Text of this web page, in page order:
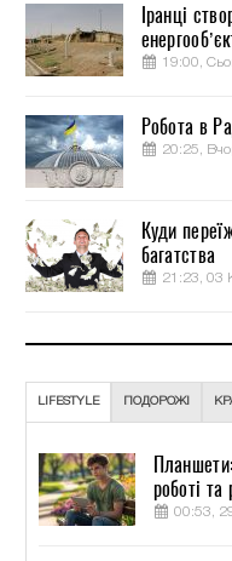
Іранці
19:00,
Робота в
20:25,
Куди
багатства
21:23, 03
LIFESTYLE ПОДОРОЖІ
роботі та
00:53,